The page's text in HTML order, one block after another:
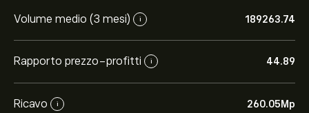
Volume medio (3 mesi) i 189263.74
Rapporto prezzo-profitti i 44.89
Ricavo i 260.05M‎p‎